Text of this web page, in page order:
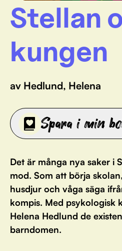
Stellan
kungen
av Hedlund, Helena
Spara i min
Det är många nya saker i
mod. Som att börja
husdjur och våga säga
kompis. Med psykologisk
Helena Hedlund de
barndomen.